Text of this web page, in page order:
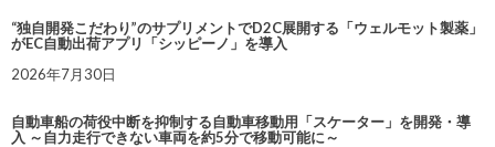
“独自開発こだわり”のサプリメントでD2C展開する「ウェルモット製薬」
がEC自動出荷アプリ「シッピーノ」を導入
2026年7月30日
自動車船の荷役中断を抑制する自動車移動用「スケーター」を開発・導
入 ～自力走行できない車両を約5分で移動可能に～